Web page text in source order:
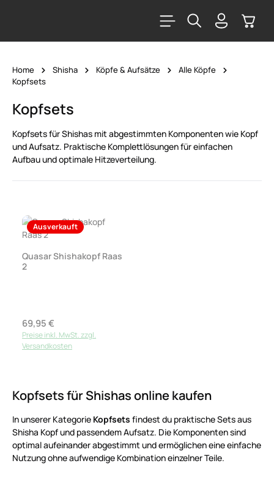
Home Shisha Köpfe & Aufsätze
Alle Köpfe
Kopfsets
Kopfsets
Kopfsets für Shishas mit abgestimmten Komponenten wie Kopf
und Aufsatz. Praktische Komplettlösungen für einfachen
Aufbau und optimale Hitzeverteilung.
Ausverkauft
Quasar Shishakopf Raas
2
Regulärer Preis:
69,95 €
Preise inkl. MwSt. zzgl.
Versandkosten
Kopfsets für Shishas online kaufen
In unserer Kategorie Kopfsets findest du praktische Sets aus
Shisha Kopf und passendem Aufsatz. Die Komponenten sind
optimal aufeinander abgestimmt und ermöglichen eine einfache
Nutzung ohne aufwendige Kombination einzelner Teile.